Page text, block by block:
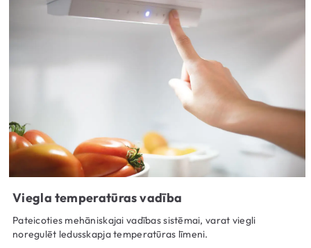
Viegla temperatūras vadība
Pateicoties mehāniskajai vadības sistēmai, varat viegli
noregulēt ledusskapja temperatūras līmeni.